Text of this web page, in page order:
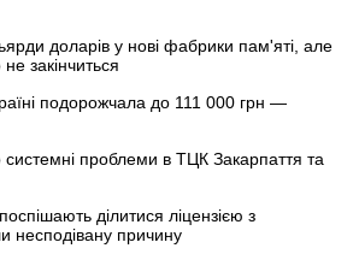
доларів у нові фабрики пам'яті, але
закінчиться
подорожчала до 111 000 грн —
проблеми в ТЦК Закарпаття та
ділитися ліцензією з
несподівану причину